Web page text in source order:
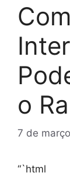
o
7 de
“`html